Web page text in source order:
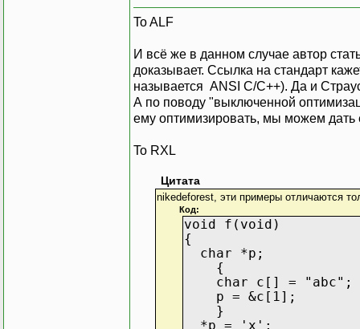
To ALF
И всё же в данном случае автор
доказывает. Ссылка на стандарт
называется ANSI С/С++). Да и
А по поводу "выключенной
ему оптимизировать, мы можем дать
To RXL
Цитата
nikedeforest, эти примеры отличаются
Код:
void f(void)
{
char *p;
{
char c[] = "abc";
p = &c[1];
}
*p = 'x';